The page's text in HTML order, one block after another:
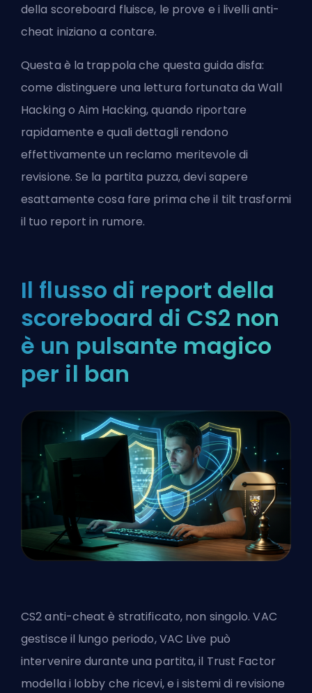
della scoreboard fluisce, le prove e i livelli anti-
cheat iniziano a contare.
Questa è la trappola che questa guida disfa:
come distinguere una lettura fortunata da Wall
Hacking o Aim Hacking, quando riportare
rapidamente e quali dettagli rendono
effettivamente un reclamo meritevole di
revisione. Se la partita puzza, devi sapere
esattamente cosa fare prima che il tilt trasformi
il tuo report in rumore.
Il flusso di report della
scoreboard di CS2 non
è un pulsante magico
per il ban
CS2 anti-cheat è stratificato, non singolo. VAC
gestisce il lungo periodo, VAC Live può
intervenire durante una partita, il Trust Factor
modella i lobby che ricevi, e i sistemi di revisione